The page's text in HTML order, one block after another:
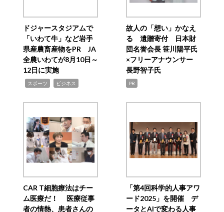
ドジャースタジアムで
「いわて牛」など岩手
県産農畜産物をPR JA
全農いわてが8月10日～
12日に実施
スポーツ ビジネス
故人の「想い」かなえ
る 遺贈寄付 日本財
団名誉会長 笹川陽平氏
×フリーアナウンサー
長野智子氏
PR
CAR T細胞療法はチー
ム医療だ！ 医療従事
者の情熱、患者さんの
「第4回科学的人事アワ
ード2025」を開催 デ
ータとAIで変わる人事